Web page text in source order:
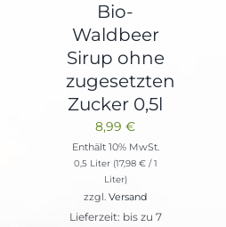
Bio-
Waldbeer
Sirup ohne
zugesetzten
Zucker 0,5l
8,99€
Enthält 10% MwSt.
0,5 Liter (17,98 €/ 1
Liter)
zzgl.Versand
Lieferzeit: bis zu 7